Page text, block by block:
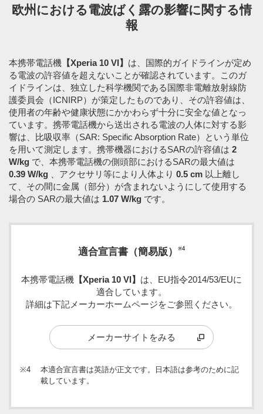
欧州における電波ばく露の影響に関する情
報
本携帯電話機 【Xperia 10 VI】 は、国際的ガイドラインが定め
る電波の許容値を超えないことが確認されています。このガ
イドラインは、独立した科学機関である国際非電離放射線防
護委員会（ICNIRP）が策定したものであり、その許容値は、
使用者の年齢や健康状態にかかわらず十分に安全な値となっ
ています。携帯電話機から送出される電波の人体に対する影
響は、比吸収率（SAR: Specific Absorption Rate）という単位
を用いて測定します。携帯機器におけるSARの許容値は 2
W/kg で、本携帯電話機の側頭部におけるSARの最大値は
0.39 W/kg 、アクセサリ等により人体より 0.5 cm 以上離し
て、その間に金属（部分）が含まれないようにして使用する
場合の SARの最大値は 1.07 W/kg です。
適合宣言書（簡易版） ※4
本携帯電話機 【Xperia 10 VI】 は、EU指令2014/53/EUに
適合しています。
詳細は下記メーカーホームページをご参照ください。
メーカーサイトをみる
※4
本適合宣言書は英語が正文です。日本語は参考のために記
載しています。